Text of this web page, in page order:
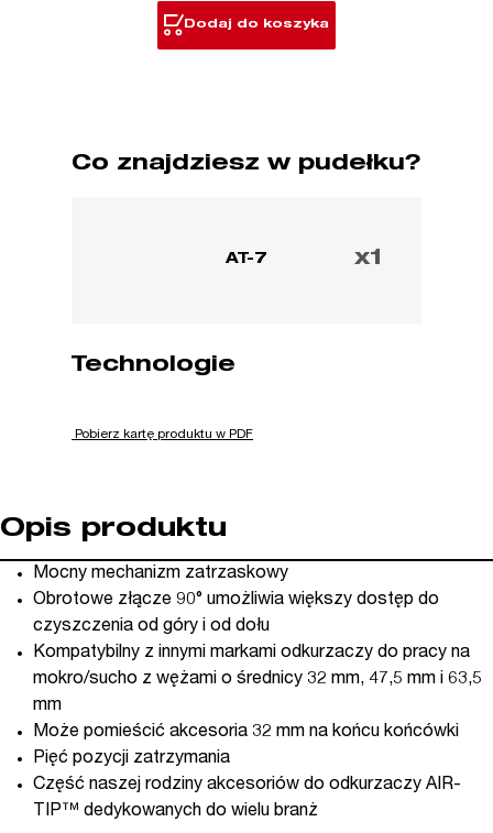
przedłużająca
AIR-
Dodaj do koszyka
Co znajdziesz w pudełku?
AT-7 x1
Technologie
Pobierz kartę produktu w PDF
Opis produktu
Mocny mechanizm zatrzaskowy
Obrotowe złącze 90° umożliwia większy dostęp do
czyszczenia od góry i od dołu
Kompatybilny z innymi markami odkurzaczy do pracy na
mokro/sucho z wężami o średnicy 32 mm, 47,5 mm i 63,5
mm
Może pomieścić akcesoria 32 mm na końcu końcówki
Pięć pozycji zatrzymania
Część naszej rodziny akcesoriów do odkurzaczy AIR-
TIP™ dedykowanych do wielu branż